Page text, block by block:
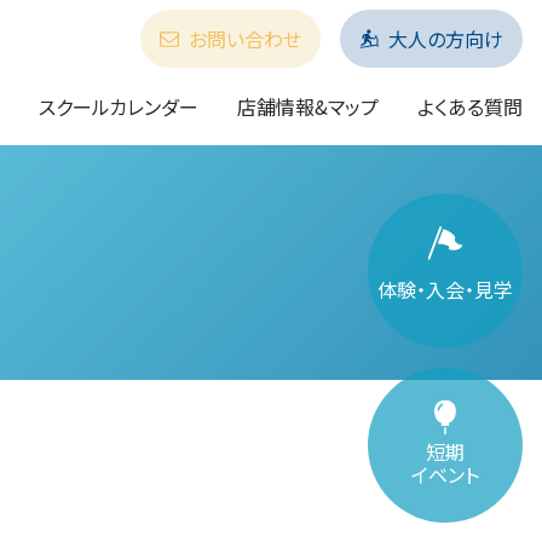
スクールカレンダー 店舗情報&マップ よくある質問
お問い合わせ 大人の方向け
体験・入会・見学
短期
イベント